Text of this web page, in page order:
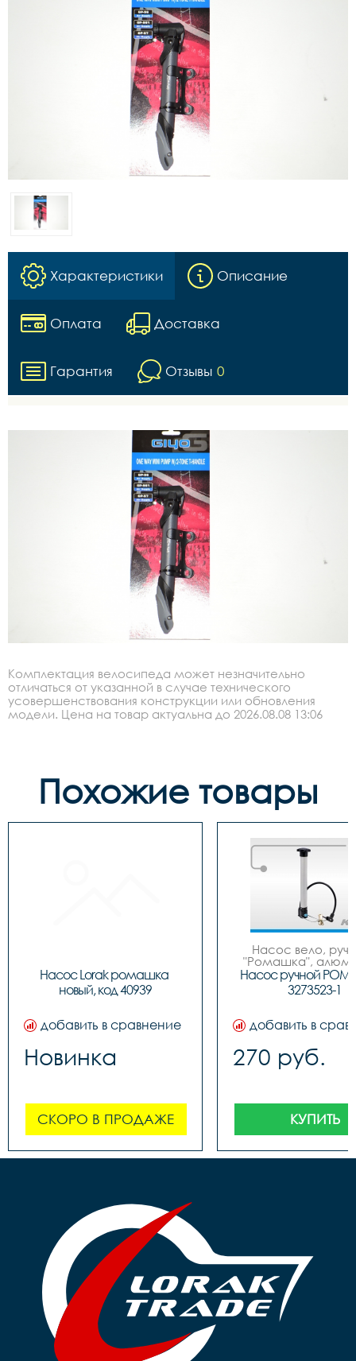
Характеристики Описание
Оплата Доставка
Гарантия Отзывы 0
Комплектация велосипеда может незначительно
отличаться от указанной в случае технического
усовершенствования конструкции или обновления
модели. Цена на товар актуальна до 2026.08.08 13:06
Похожие товары
Насос Lorak ромашка
новый, код 40939
добавить в сравнение
Новинка
СКОРО В ПРОДАЖЕ
Насос вело,
"Ромашка",
обратным
штоком, шланг
Насос ручной
3273523-1
добавить в
270 руб.
КУПИТЬ